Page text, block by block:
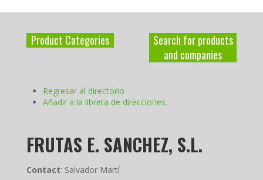
Product Categories
Search for products
and companies
Regresar al directorio
Añadir a la libreta de direcciones.
FRUTAS E. SANCHEZ, S.L.
Contact: Salvador Martí